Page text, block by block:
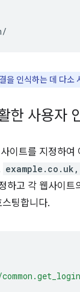
인식하는 데 다소
한 사용자
이트를 지정하
example.co.uk,
하고 각 웹사이트
스팅합니다.